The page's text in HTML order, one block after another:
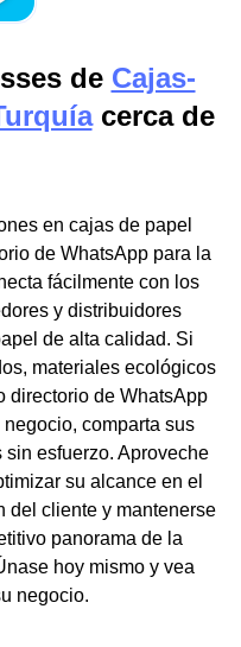
de Cajas-
cerca de
en cajas de papel
de WhatsApp para la
fácilmente con los
y distribuidores
de alta calidad. Si
materiales ecológicos
directorio de WhatsApp
comparta sus
esfuerzo. Aproveche
su alcance en el
del cliente y mantenerse
panorama de la
hoy mismo y vea
negocio.